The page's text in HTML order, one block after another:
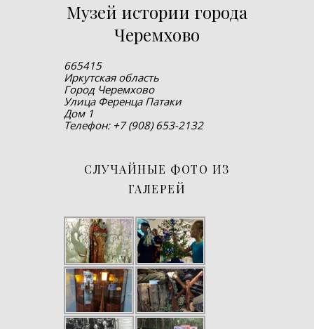
Музей истории города
Черемхово
665415
Иркутская область
Город Черемхово
Улица Ференца Патаки
Дом 1
Телефон: +7 (908) 653-2132
СЛУЧАЙНЫЕ ФОТО ИЗ
ГАЛЕРЕЙ